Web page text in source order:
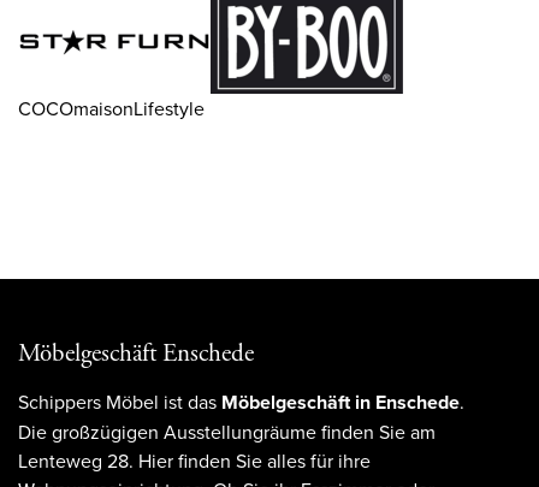
COCOmaisonLifestyle
Möbelgeschäft Enschede
Schippers Möbel ist das Möbelgeschäft in Enschede.
Die großzügigen Ausstellungräume finden Sie am
Lenteweg 28. Hier finden Sie alles für ihre